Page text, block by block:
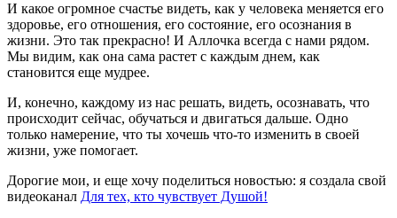
И какое огромное счастье видеть, как у человека меняется его
здоровье, его отношения, его состояние, его осознания в
жизни. Это так прекрасно! И Аллочка всегда с нами рядом.
Мы видим, как она сама растет с каждым днем, как
становится еще мудрее.
И, конечно, каждому из нас решать, видеть, осознавать, что
происходит сейчас, обучаться и двигаться дальше. Одно
только намерение, что ты хочешь что-то изменить в своей
жизни, уже помогает.
Дорогие мои, и еще хочу поделиться новостью: я создала свой
видеоканал Для тех, кто чувствует Душой!